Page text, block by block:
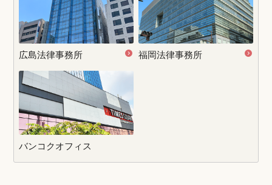
広島法律事務所 福岡法律事務所
バンコクオフィス